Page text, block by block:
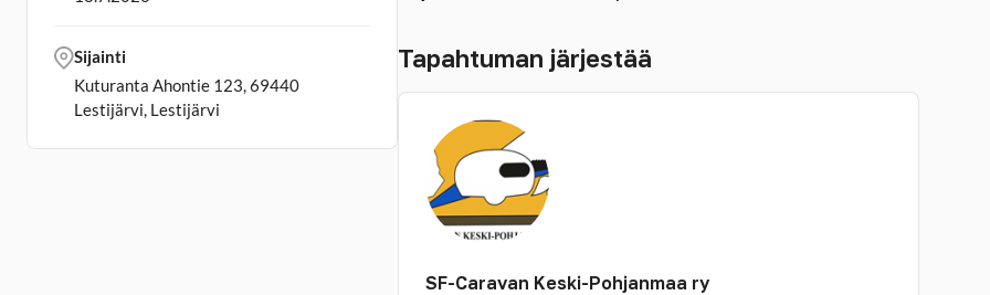
Tapahtuman järjestää
SF-Caravan Keski-Pohjanmaa ry
Sijainti
Kuturanta Ahontie 123, 69440
Lestijärvi, Lestijärvi